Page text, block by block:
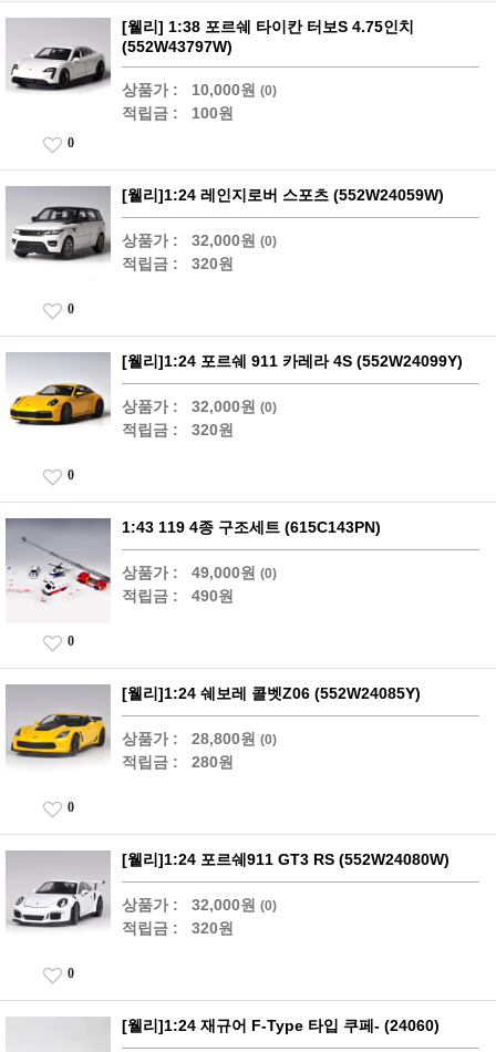
[웰리] 1:38 포르쉐 타이칸 터보S 4.75인치
(552W43797W)
상품가 : 10,000원 (0)
적립금 : 100원
0
[웰리]1:24 레인지로버 스포츠 (552W24059W)
상품가 : 32,000원 (0)
적립금 : 320원
0
[웰리]1:24 포르쉐 911 카레라 4S (552W24099Y)
상품가 : 32,000원 (0)
적립금 : 320원
0
1:43 119 4종 구조세트 (615C143PN)
상품가 : 49,000원 (0)
적립금 : 490원
0
[웰리]1:24 쉐보레 콜벳Z06 (552W24085Y)
상품가 : 28,800원 (0)
적립금 : 280원
0
[웰리]1:24 포르쉐911 GT3 RS (552W24080W)
상품가 : 32,000원 (0)
적립금 : 320원
0
[웰리]1:24 재규어 F-Type 타입 쿠페- (24060)